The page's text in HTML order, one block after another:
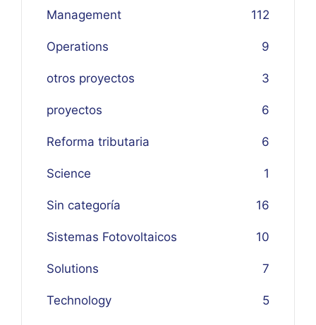
12
Management 1
Operations 9
otros proyectos 3
proyectos 6
Reforma tributaria 6
Science 1
Sin categoría 16
Sistemas Fotovoltaicos 10
Solutions 7
Technology 5